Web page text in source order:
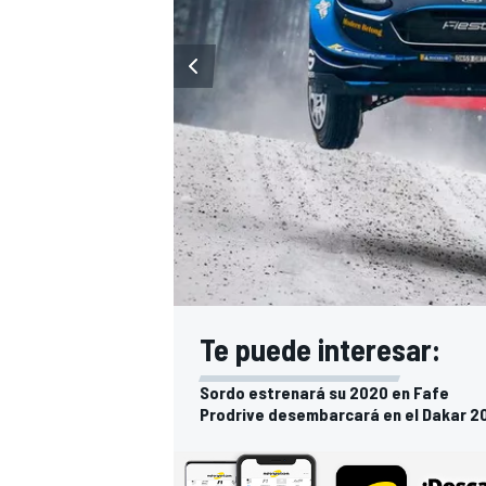
Te puede interesar:
Sordo estrenará su 2020 en Fafe
Prodrive desembarcará en el Dakar